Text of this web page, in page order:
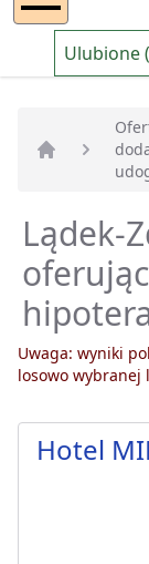
Ulubione
Strona
Lądek-
Uwaga: wyniki
losowo wybranej
Hotel